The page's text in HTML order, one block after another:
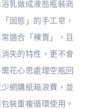
乳做成液態瓶裝商
固態」的手工皂，
適合「裸賣」，且
失的特性，更不會
花心思處理空瓶回
網購紙箱浪費，並
裝重複循環使用。